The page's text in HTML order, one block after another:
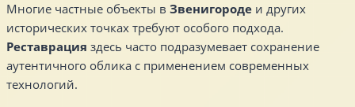
Многие частные объекты в Звенигороде и других
исторических точках требуют особого подхода.
Реставрация здесь часто подразумевает сохранение
аутентичного облика с применением современных
технологий.